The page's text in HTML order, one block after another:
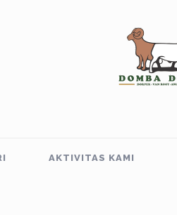
AKTIVITAS KAMI